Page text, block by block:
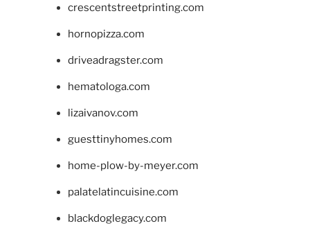
crescentstreetprinting.com
hornopizza.com
driveadragster.com
hematologa.com
lizaivanov.com
guesttinyhomes.com
home-plow-by-meyer.com
palatelatincuisine.com
blackdoglegacy.com